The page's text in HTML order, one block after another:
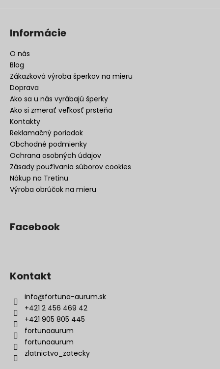
Informácie
O nás
Blog
Zákazková výroba šperkov na mieru
Doprava
Ako sa u nás vyrábajú šperky
Ako si zmerať veľkosť prsteňa
Kontakty
Reklamačný poriadok
Obchodné podmienky
Ochrana osobných údajov
Zásady používania súborov cookies
Nákup na Tretinu
Výroba obrúčok na mieru
Facebook
Kontakt
info@fortuna-aurum.sk
+421 2 456 469 42
+421 905 805 445
fortunaaurum
fortunaaurum
zlatnictvo_zatecky